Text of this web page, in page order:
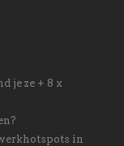
je ze + 8 x
in